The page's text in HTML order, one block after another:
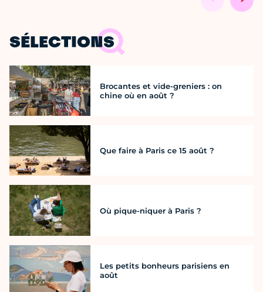
SÉLECTIONS
Brocantes et vide-greniers : on
chine où en août ?
Que faire à Paris ce 15 août ?
Où pique-niquer à Paris ?
Les petits bonheurs parisiens en
août